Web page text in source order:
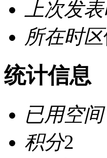
上次发
所在时区
统计信息
已用空间
积分2